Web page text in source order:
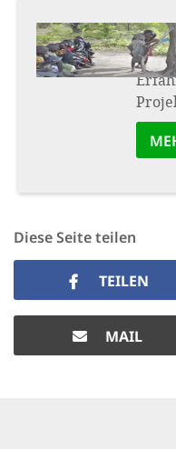
Diese Seite teilen
TEILEN
MAIL